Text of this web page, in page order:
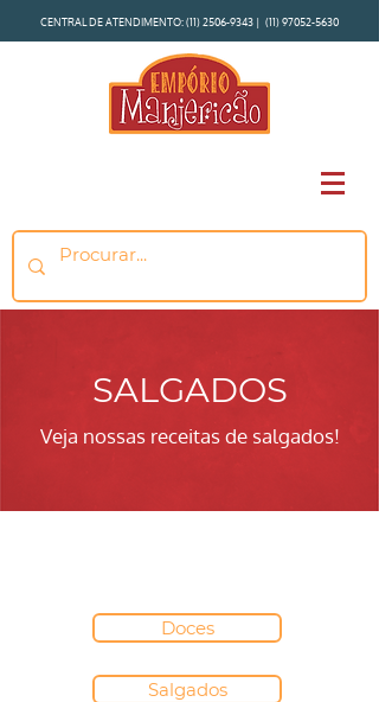
CENTRAL DE ATENDIMENTO:(11) 2506-9343 | (11) 97052-5630
SALGADOS
Veja nossas receitas de salgados!
Doces
Salgados